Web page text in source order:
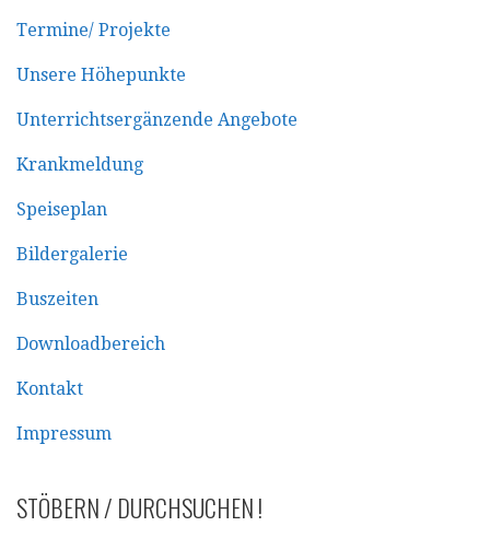
Termine/ Projekte
Unsere Höhepunkte
Unterrichtsergänzende Angebote
Krankmeldung
Speiseplan
Bildergalerie
Buszeiten
Downloadbereich
Kontakt
Impressum
STÖBERN / DURCHSUCHEN !